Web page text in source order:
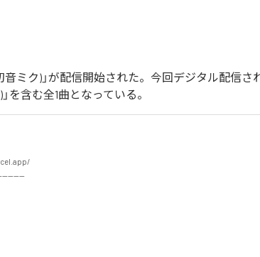
音ミク)」が配信開始された。今回デジタル配信さ
を含む全1曲となっている。